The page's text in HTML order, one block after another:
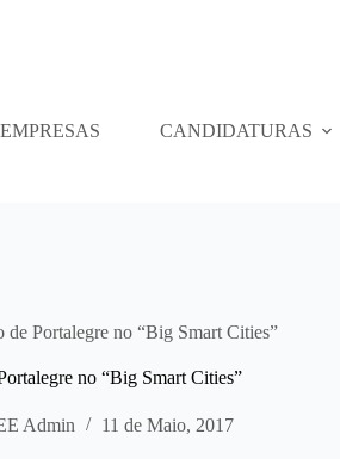
EMPRESAS CANDIDATURAS
de Portalegre no “Big Smart Cities”
no “Big Smart Cities”
Admin 11 de Maio, 2017